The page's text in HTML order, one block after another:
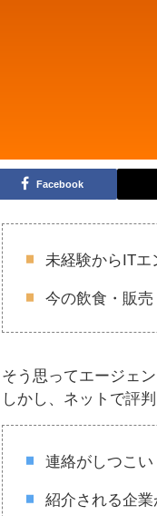
Facebook
未経験からITエ
今の飲食・販
そう思ってエージェ
しかし、ネットで評
連絡がしつこい
紹介される企業